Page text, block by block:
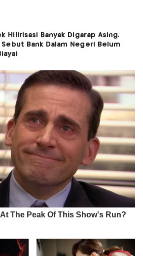
Hilirisasi Banyak Digarap Asing,
Sebut Bank Dalam Negeri Belum